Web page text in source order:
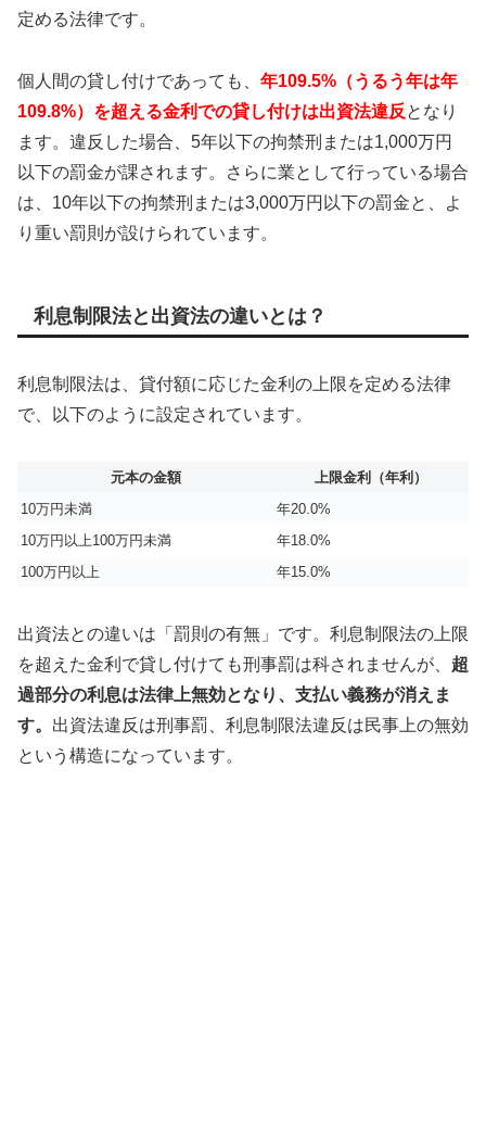
定める法律です。
個人間の貸し付けであっても、 年109.5%（うるう年は年
109.8%）を超える金利での貸し付けは出資法違反 となり
ます。違反した場合、5年以下の拘禁刑または1,000万円
以下の罰金が課されます。さらに業として行っている場合
は、10年以下の拘禁刑または3,000万円以下の罰金と、よ
り重い罰則が設けられています。
利息制限法と出資法の違いとは？
利息制限法は、貸付額に応じた金利の上限を定める法律
で、以下のように設定されています。
元本の金額
上限金利（年利）
10万円未満
年20.0%
10万円以上100万円未満
年18.0%
100万円以上
年15.0%
出資法との違いは「罰則の有無」です。利息制限法の上限
を超えた金利で貸し付けても刑事罰は科されませんが、 超
過部分の利息は法律上無効となり、支払い義務が消えま
す。 出資法違反は刑事罰、利息制限法違反は民事上の無効
という構造になっています。